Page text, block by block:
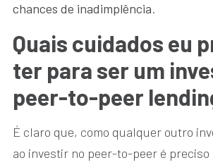
chances de inadimplência.
Quais cuidados eu
ter para ser um
peer-to-peer
É claro que, como qualquer outro
ao investir no peer-to-peer é preciso